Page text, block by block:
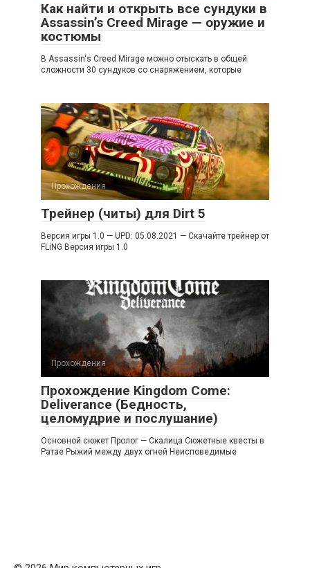
Как найти и открыть все сундуки в
Assassin’s Creed Mirage — оружие и
костюмы
В Assassin's Creed Mirage можно отыскать в общей
сложности 30 сундуков со снаряжением, которые
Прохождения
Трейнер (читы) для Dirt 5
Версия игры 1.0 — UPD: 05.08.2021 — Скачайте трейнер от
FLiNG Версия игры 1.0
Прохождения
Прохождение Kingdom Come:
Deliverance (Бедность,
целомудрие и послушание)
Основной сюжет Пролог — Скалица Сюжетные квесты в
Ратае Рыжий между двух огней Неисповедимые